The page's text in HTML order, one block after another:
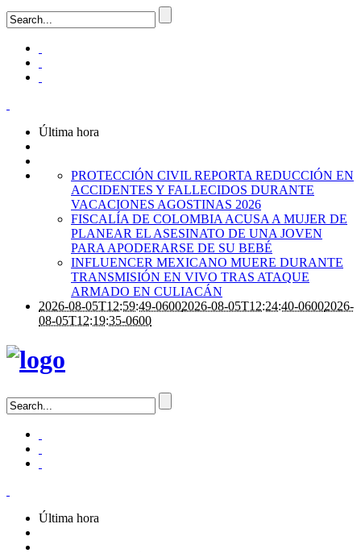
Última hora
PROTECCIÓN CIVIL REPORTA REDUCCIÓN EN
ACCIDENTES Y FALLECIDOS DURANTE
VACACIONES AGOSTINAS 2026
FISCALÍA DE COLOMBIA ACUSA A MUJER DE
PLANEAR EL ASESINATO DE UNA JOVEN
PARA APODERARSE DE SU BEBÉ
INFLUENCER MEXICANO MUERE DURANTE
TRANSMISIÓN EN VIVO TRAS ATAQUE
ARMADO EN CULIACÁN
2026-08-05T12:59:49-06002026-08-05T12:24:40-06002026-
08-05T12:19:35-0600
Última hora